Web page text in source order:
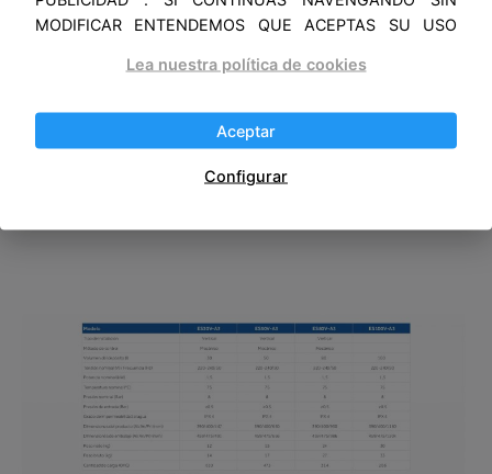
garantizando una mayor vida útil.
El depósito de enamel Haier, evita la corrosión y
las fugas de agua comparado con un tanque sin
MODIFICAR ENTENDEMOS QUE ACEPTAS SU USO
Lea nuestra política de cookies
Aceptar
Configurar